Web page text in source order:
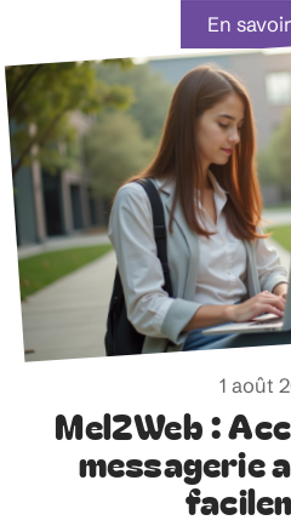
En
1 août
Mel2Web :
messagerie